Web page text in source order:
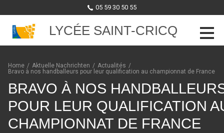
05 59 30 50 55
LYCÉE SAINT-CRICQ
Skip to content
Home / Aktuelle Nachrichten / Actualités /
Bravo à nos handballeurs pour leur qualification au championnat de France
BRAVO À NOS
POUR LEUR QUALIFICATION
CHAMPIONNAT DE FRANCE